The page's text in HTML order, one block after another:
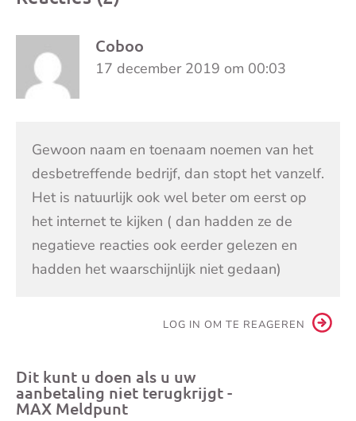
Coboo
17 december 2019 om 00:03
Gewoon naam en toenaam noemen van het
desbetreffende bedrijf, dan stopt het vanzelf.
Het is natuurlijk ook wel beter om eerst op
het internet te kijken ( dan hadden ze de
negatieve reacties ook eerder gelezen en
hadden het waarschijnlijk niet gedaan)
LOG IN OM TE REAGEREN
Dit kunt u doen als u uw
aanbetaling niet terugkrijgt -
MAX Meldpunt